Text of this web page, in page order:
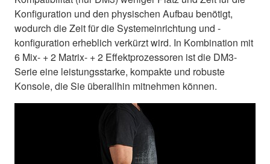
Konfiguration und den physischen Aufbau benötigt,
wodurch die Zeit für die Systemeinrichtung und -
konfiguration erheblich verkürzt wird. In Kombination mit
6 Mix- + 2 Matrix- + 2 Effektprozessoren ist die DM3-
Serie eine leistungsstarke, kompakte und robuste
Konsole, die Sie überallhin mitnehmen können.